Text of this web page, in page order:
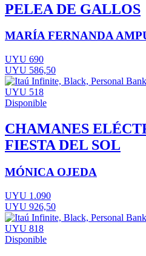
PELEA DE GALLOS
MARÍA FERNANDA
UYU 690
UYU 586,50
UYU 518
Disponible
CHAMANES
FIESTA DEL SOL
MÓNICA OJEDA
UYU 1.090
UYU 926,50
UYU 818
Disponible